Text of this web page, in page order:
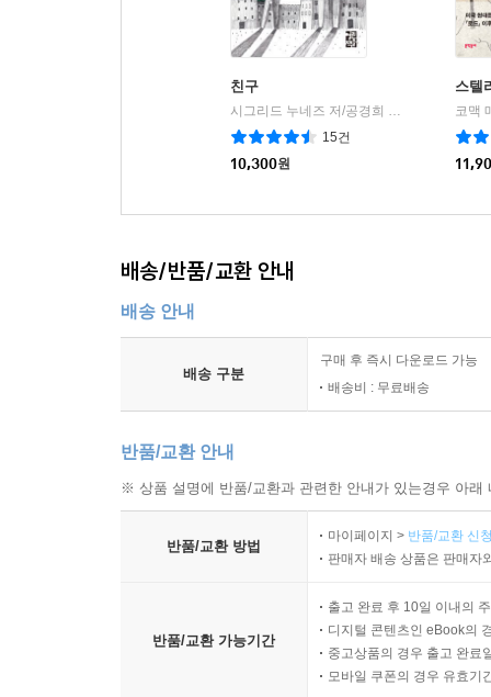
친구
열린책들
15건
10,300원
스텔
코맥
배송/반품/교환 안내
배송 안내
배송 구분
구매 후 즉시 다운로드 가능
배송비 : 무료배송
반품/교환 안내
※ 상품 설명에 반품/교환과 관련한 안내가 있는경우 아
반품/교환 방법
마이페이지 > 반품/교환 신
판매자 배송 상품은 판매자
반품/교환 가능기간
출고 완료 후 10일 이내의
디지털 콘텐츠인 eBook의
중고상품의 경우 출고 완료
모바일 쿠폰의 경우 유효기